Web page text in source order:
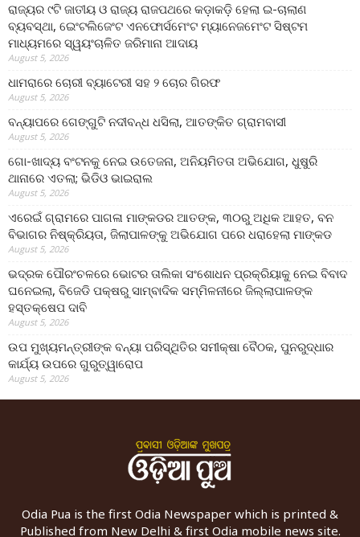
ରାଜ୍ୟର ୯ଟି ଜାତୀୟ ଓ ରାଜ୍ୟ ରାଜପଥରେ କଡ଼ାକଡ଼ି ହେଲା ଇ-ଚାଲାଣ
ବ୍ୟବସ୍ଥା, ଇେଂଟଲିଜେଂଟ ଏନଫୋର୍ସମେଂଟ ମ୍ୟାନେଜମେଂଟ ସିଷ୍ଟମ
ମାଧ୍ୟମରେ ସ୍ୱୟଂଚାଳିତ ଜରିମାନା ଆଦାୟ
August 5, 2026
ଧାମରାରେ ଚୋରୀ ବ୍ୟାଟେରୀ ସହ ୨ ଚୋର ଗିରଫ
August 5, 2026
ବନ୍ୟାପରେ ଗେଙ୍ଗୁଟି ନଦୀବନ୍ଧ ଧସିଲା, ଆତଙ୍କିତ ଗ୍ରାମବାସୀ
August 5, 2026
ଗୋ-ଖାଦ୍ୟ ବଂଟନକୁ ନେଇ ଉତେଜନା, ଅନିୟମିତତା ଅଭିଯୋଗ, ଧୁଷୁରି
ଥାନାରେ ଏତଲା; ଭିଡିଓ ଭାଇରାଲ
August 5, 2026
ଏରେଇଁ ଗ୍ରାମରେ ପାଗଳା ମାଙ୍କଡର ଆତଙ୍କ, ୩୦ରୁ ଅଧିକ ଆହତ, ବନ
ବିଭାଗର ନିଷ୍କ୍ରିୟତା, ଜିଲାପାଳଙ୍କୁ ଅଭିଯୋଗ ପରେ ଧରାହେଲା ମାଙ୍କଡ
August 5, 2026
ଭଦ୍ରକ ପୌରଂଚଳରେ ଭୋଟର ତାଲିକା ସଂଶୋଧନ ପ୍ରକ୍ରିୟାକୁ ନେଇ ବିବାଦ
ଘନେଇଲା, ବିଜେଡି ପକ୍ଷରୁ ସାମ୍ବାଦିକ ସମ୍ମିଳନୀରେ ଜିଲ୍ଲାପାଳଙ୍କ
ହସ୍ତକ୍ଷେପ ଦାବି
August 5, 2026
ଉପ ମୁଖ୍ୟମନ୍ତ୍ରୀଙ୍କ ବନ୍ୟା ପରିସ୍ଥିତିର ସମୀକ୍ଷା ବୈଠକ, ପୁନରୁଦ୍ଧାର
କାର୍ଯ୍ୟ ଉପରେ ଗୁରୁତ୍ୱାରୋପ
August 5, 2026
Odia Pua is the first Odia Newspaper which is printed &
Published from New Delhi & first Odia mobile news site.